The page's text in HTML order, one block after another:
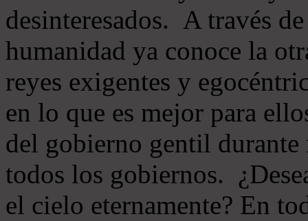
desinteresados. A través
humanidad ya conoce la
reyes exigentes y
en lo que es mejor para
del gobierno gentil
todos los gobiernos.
el cielo eternamente? En